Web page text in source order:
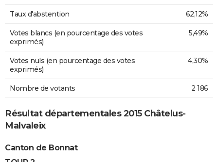
Taux d'abstention 62,12%
Votes blancs (en pourcentage des votes
exprimés)
5,49%
Votes nuls (en pourcentage des votes
exprimés)
4,30%
Nombre de votants 2 186
Résultat départementales 2015 Châtelus-
Malvaleix
Canton de Bonnat